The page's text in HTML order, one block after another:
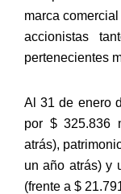
marca
accionistas
pertenecientes
Al 31 de enero
por $ 325.836
atrás),
un año atrás) y
(frente a $